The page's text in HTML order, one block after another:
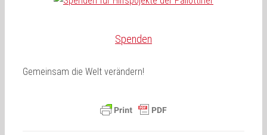
Spenden
Gemeinsam die Welt verändern!